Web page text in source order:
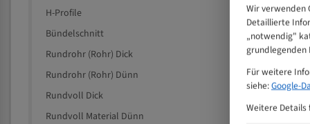
H-Profile
Bündelschnitt
Rundrohr (Rohr) Dick
Rundrohr (Rohr) Dünn
Rundvoll Dick
Rundvoll Material Dünn
Wir verwenden
Detaillierte
„notwendig"
grundlegenden
Für weitere
siehe:Google-
Weitere Details